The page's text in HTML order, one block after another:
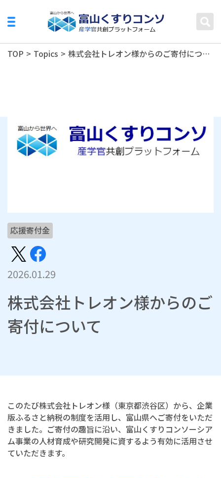
TOP > Topics > 株式会社トレオン様からのご寄付について
応援寄付金
2026.01.29
株式会社トレオン様からのご
寄付について
このたび株式会社トレオン様（東京都渋谷区）から、企業
版ふるさと納税の制度を活用し、富山県へご寄付をいただ
きました。ご寄付の趣旨に沿い、富山くすりコンソーシア
ム事業の人材育成や研究開発に資するよう有効に活用させ
ていただきます。